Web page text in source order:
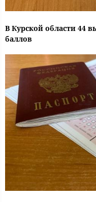
В Курской области 44
баллов